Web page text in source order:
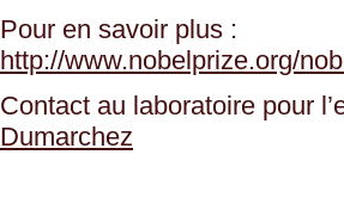
Pour en savoir plus :
http://www.nobelprize.org/
Contact au laboratoire pour
Dumarchez